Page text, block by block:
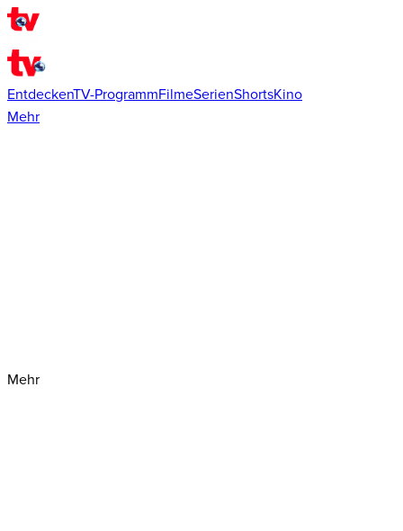
EntdeckenTV-ProgrammFilmeSerienShortsKino
Mehr
Mehr